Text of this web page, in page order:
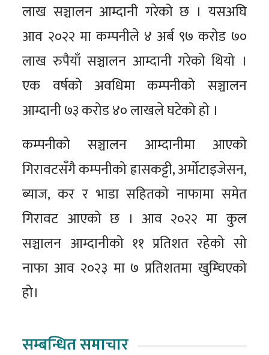
लाख सञ्चालन आम्दानी गरेको छ । यसअघि
आव २०२२ मा कम्पनीले ४ अर्ब ९७ करोड ७०
लाख रुपैयाँ सञ्चालन आम्दानी गरेको थियो ।
एक वर्षको अवधिमा कम्पनीको सञ्चालन
आम्दानी ७३ करोड ४० लाखले घटेको हो ।
कम्पनीको सञ्चालन आम्दानीमा आएको
गिरावटसँगै कम्पनीको ह्रासकट्टी, अर्मोटाइजेसन,
ब्याज, कर र भाडा सहितको नाफामा समेत
गिरावट आएको छ । आव २०२२ मा कुल
सञ्चालन आम्दानीको ११ प्रतिशत रहेको सो
नाफा आव २०२३ मा ७ प्रतिशतमा खुम्चिएको
हो।
सम्बन्धित समाचार